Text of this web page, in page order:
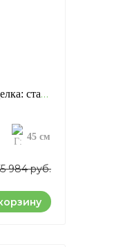
Комод «KCB3», отделка: старение (сосна)
45 см
984 руб.